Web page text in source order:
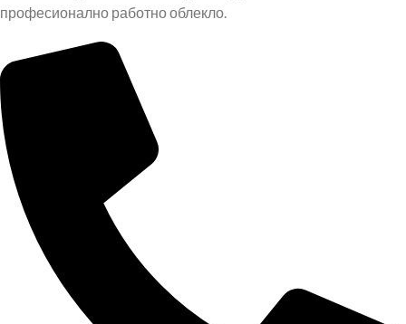
професионално работно облекло.